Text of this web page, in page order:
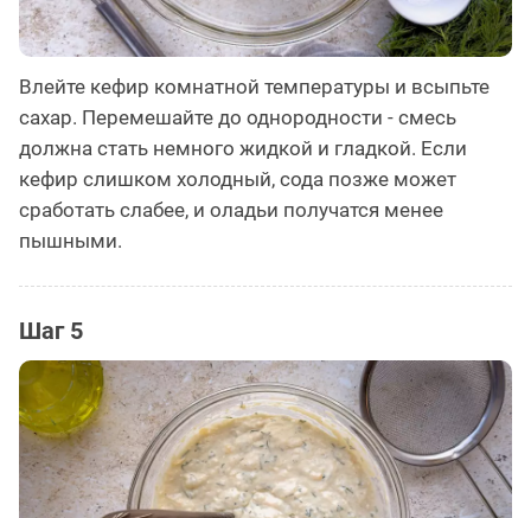
Влейте кефир комнатной температуры и всыпьте
сахар. Перемешайте до однородности - смесь
должна стать немного жидкой и гладкой. Если
кефир слишком холодный, сода позже может
сработать слабее, и оладьи получатся менее
пышными.
Шаг 5